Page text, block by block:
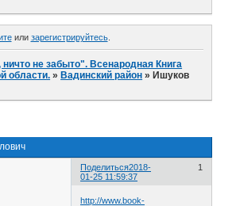
или зарегистрируйтесь.
ничто не забыто". Всенародная Книга
области. » Вадинский район » Ишуков
Поделиться 1
2018-
01-25 11:59:37
http://www.book-